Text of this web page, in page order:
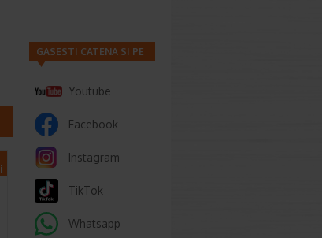
GASESTI CATENA SI PE
Youtube
Facebook
Instagram
TikTok
Whatsapp